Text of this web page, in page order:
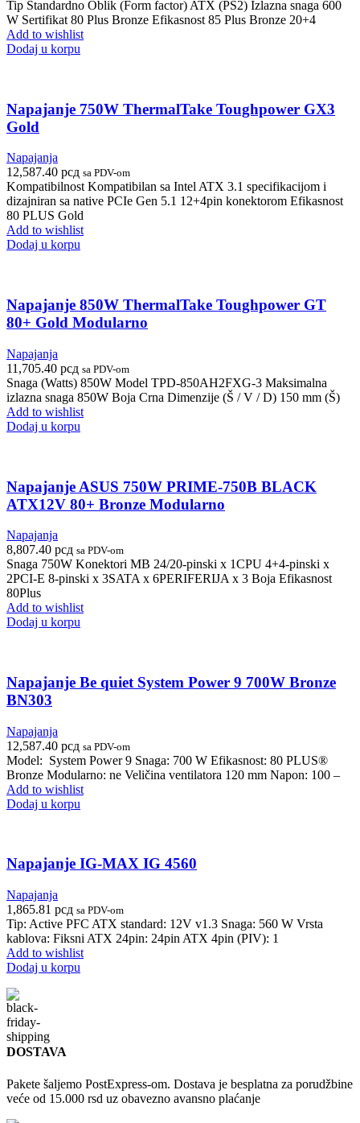
Tip Standardno Oblik (Form factor) ATX (PS2) Izlazna snaga 600
W Sertifikat 80 Plus Bronze Efikasnost 85 Plus Bronze 20+4
Add to wishlist
Dodaj u korpu
Napajanje 750W ThermalTake Toughpower GX3
Gold
Napajanja
12,587.40 рсд sa PDV-om
Kompatibilnost Kompatibilan sa Intel ATX 3.1 specifikacijom i
dizajniran sa native PCIe Gen 5.1 12+4pin konektorom Efikasnost
80 PLUS Gold
Add to wishlist
Dodaj u korpu
Napajanje 850W ThermalTake Toughpower GT
80+ Gold Modularno
Napajanja
11,705.40 рсд sa PDV-om
Snaga (Watts) 850W Model TPD-850AH2FXG-3 Maksimalna
izlazna snaga 850W Boja Crna Dimenzije (Š / V / D) 150 mm (Š)
Add to wishlist
Dodaj u korpu
Napajanje ASUS 750W PRIME-750B BLACK
ATX12V 80+ Bronze Modularno
Napajanja
8,807.40 рсд sa PDV-om
Snaga 750W Konektori MB 24/20-pinski x 1CPU 4+4-pinski x
2PCI-E 8-pinski x 3SATA x 6PERIFERIJA x 3 Boja Efikasnost
80Plus
Add to wishlist
Dodaj u korpu
Napajanje Be quiet System Power 9 700W Bronze
BN303
Napajanja
12,587.40 рсд sa PDV-om
Model: System Power 9 Snaga: 700 W Efikasnost: 80 PLUS®
Bronze Modularno: ne Veličina ventilatora 120 mm Napon: 100 –
Add to wishlist
Dodaj u korpu
Napajanje IG-MAX IG 4560
Napajanja
1,865.81 рсд sa PDV-om
Tip: Active PFC ATX standard: 12V v1.3 Snaga: 560 W Vrsta
kablova: Fiksni ATX 24pin: 24pin ATX 4pin (PIV): 1
Add to wishlist
Dodaj u korpu
DOSTAVA
Pakete šaljemo PostExpress-om. Dostava je besplatna za porudžbine
veće od 15.000 rsd uz obavezno avansno plaćanje